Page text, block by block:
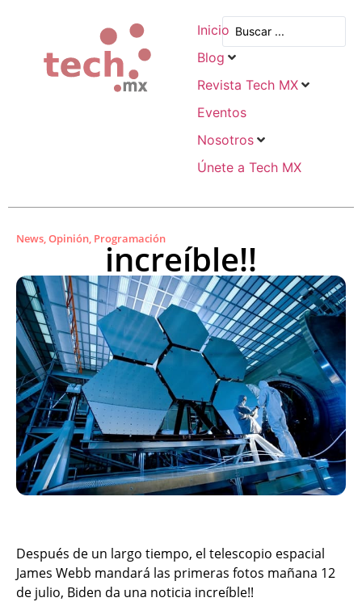
Inicio
Blog
Revista Tech MX
Eventos
Nosotros
Únete a Tech MX
News,Opinión, Programación
increíble!!
Después de un largo tiempo, el telescopio espacial
James Webb mandará las primeras fotos mañana 12
de julio, Biden da una noticia increíble!!